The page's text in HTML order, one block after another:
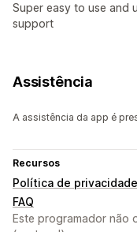
Super easy to use and
support
Assistência
A assistência da app é
Recursos
Política de privacidade
FAQ
Este programador não